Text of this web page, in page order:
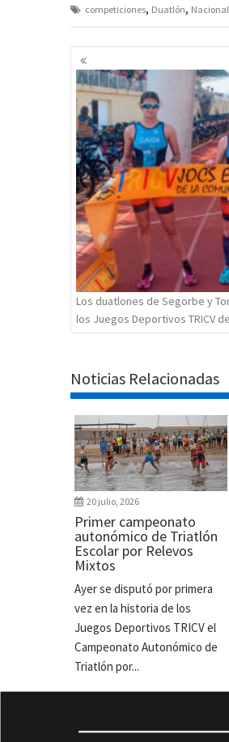
competiciones, Duatlón, Nacional
Navegación
de
entradas
Los duatlones de Segorbe y
los Juegos Deportivos TRICV
Noticias Relacionadas
20 julio, 2026
Primer campeonato
autonómico de Triatlón
Escolar por Relevos
Mixtos
Ayer se disputó por primera
vez en la historia de los
Juegos Deportivos TRICV el
Campeonato Autonómico de
Triatlón por...